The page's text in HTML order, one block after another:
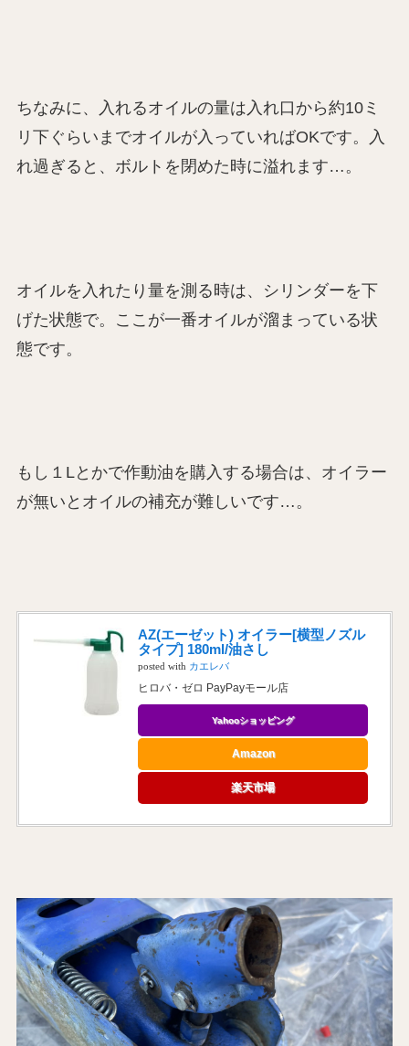
ちなみに、入れるオイルの量は入れ口から約10ミ
リ下ぐらいまでオイルが入っていればOKです。入
れ過ぎると、ボルトを閉めた時に溢れます…。
オイルを入れたり量を測る時は、シリンダーを下
げた状態で。ここが一番オイルが溜まっている状
態です。
もし１Lとかで作動油を購入する場合は、オイラー
が無いとオイルの補充が難しいです…。
AZ(エーゼット) オイラー[横型ノズル
タイプ] 180ml/油さし
posted with カエレバ
ヒロバ・ゼロ PayPayモール店
Yahooショッピング
Amazon
楽天市場